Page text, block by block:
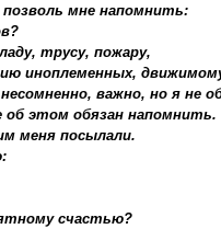
позволь мне напомнить:
трусу, пожару,
иноплеменных,
важно, но я не
об этом обязан напомнить.
меня посылали.
счастью?